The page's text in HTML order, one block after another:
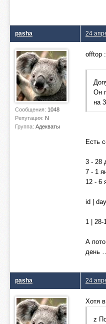
pasha
Сообщения: 1048
Репутация: N
Группа: Адекваты
24
offtop :
Он
на
Есть
3 - 28
7 - 1
12 - 6
id |
1 | 28-
А
день
pasha 24
Хотя
z